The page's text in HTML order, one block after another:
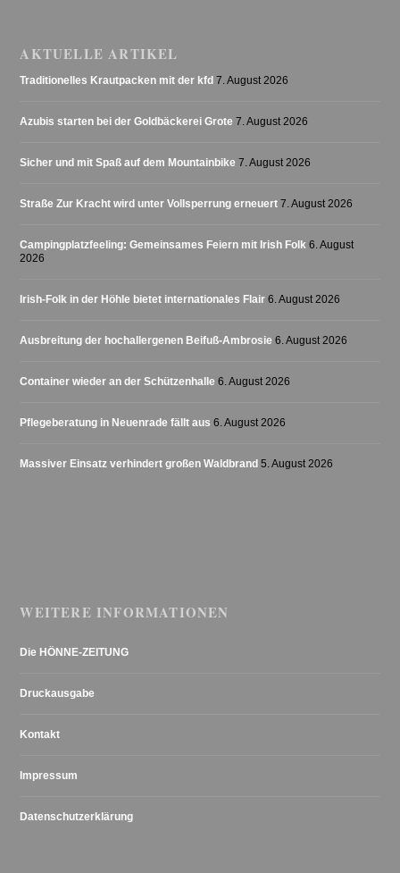
AKTUELLE ARTIKEL
Traditionelles Krautpacken mit der kfd 7. August 2026
Azubis starten bei der Goldbäckerei Grote 7. August 2026
Sicher und mit Spaß auf dem Mountainbike 7. August 2026
Straße Zur Kracht wird unter Vollsperrung erneuert 7. August 2026
Campingplatzfeeling: Gemeinsames Feiern mit Irish Folk 6. August
2026
Irish-Folk in der Höhle bietet internationales Flair 6. August 2026
Ausbreitung der hochallergenen Beifuß-Ambrosie 6. August 2026
Container wieder an der Schützenhalle 6. August 2026
Pflegeberatung in Neuenrade fällt aus 6. August 2026
Massiver Einsatz verhindert großen Waldbrand 5. August 2026
WEITERE INFORMATIONEN
Die HÖNNE-ZEITUNG
Druckausgabe
Kontakt
Impressum
Datenschutzerklärung